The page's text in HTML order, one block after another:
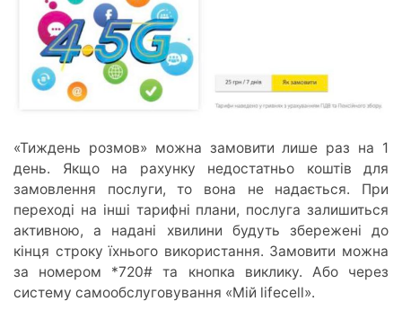
«Тиждень розмов» можна замовити лише раз на 1
день. Якщо на рахунку недостатньо коштів для
замовлення послуги, то вона не надається. При
переході на інші тарифні плани, послуга залишиться
активною, а надані хвилини будуть збережені до
кінця строку їхнього використання. Замовити можна
за номером *720# та кнопка виклику. Або через
систему самообслуговування «Мій lifecell».